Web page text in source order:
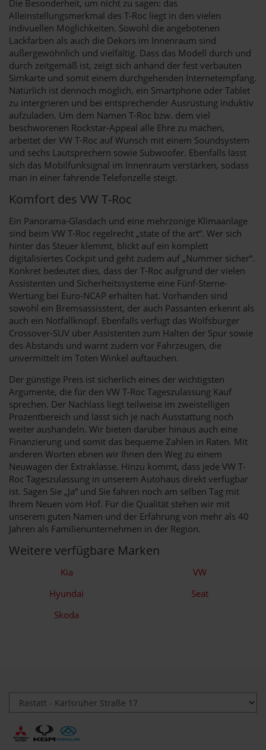
Die Besonderheit, um nicht zu sagen: das
Alleinstellungsmerkmal des T-Roc liegt in den vielen
indivuellen Möglichkeiten. Sowohl die angebotenen
Lackfarben als auch die Dekors im Innenraum sind
außergewöhnlich und vielfältig. Dass das Modell durch und
durch zeitgemäß ist, zeigt sich anhand der fest verbauten
Simkarte und somit einem durchgehenden Internetempfang.
Natürlich ist dennoch möglich, ein Smartphone oder Tablet
zu intergrieren und bei entsprechender Ausrüstung induktiv
aufzuladen. Um dem Namen T-Roc bzw. dem viel
beschworenen Rockstar-Appeal alle Ehre zu machen,
arbeitet der VW T-Roc auf Wunsch mit einem Soundsystem
und sechs Lautsprechern sowie Subwoofer. Ebenfalls lässt
sich das Mobilfunksignal im Innenraum verstärken, sodass
man in einer fahrende Telefonzelle steigt.
Komfort des VW T-Roc
Ein Panorama-Glasdach und eine mehrzonige Klimaanlage
sind beim VW T-Roc regelrecht „state of the art“. Wer sich
hinter das Steuer klemmt, blickt auf ein komplett
digitalisiertes Cockpit und geht zudem auf „Nummer sicher“.
Konkret bedeutet dies, dass der T-Roc aufgrund der vielen
Assistenten und Sicherheitssysteme eine Fünf-Sterne-
Wertung bei Euro-NCAP erhalten hat. Vorhanden sind
sowohl ein Bremsassisstent, der auch Passanten erkennt als
auch ein Notfallknopf. Ebenfalls verfügt das Wolfsburger
Crossover-SUV über Assistenten zum Halten der Spur sowie
des Abstands und warnt zudem vor Fahrzeugen, die
unvermittelt im Toten Winkel auftauchen.
Der günstige Preis ist sicherlich eines der wichtigsten
Argumente, die für den VW T-Roc Tageszulassung Kauf
sprechen. Der Nachlass liegt teilweise im zweistelligen
Prozentbereich und lässt sich je nach Ausstattung noch
weiter aushandeln. Wir bieten darüber hinaus auch eine
Finanzierung und somit das bequeme Zahlen in Raten. Mit
anderen Worten ebnen wir Ihnen den Weg zu einem
Neuwagen der Extraklasse. Hinzu kommt, dass jede VW T-
Roc Tageszulassung in unserem Autohaus direkt verfügbar
ist. Sagen Sie „Ja“ und Sie fahren noch am selben Tag mit
Ihrem Neuen vom Hof. Für die Qualität stehen wir mit
unserem guten Namen und der Erfahrung von mehr als 40
Jahren als Familienunternehmen in der Region.
Weitere verfügbare Marken
Kia
VW
Hyundai
Seat
Skoda